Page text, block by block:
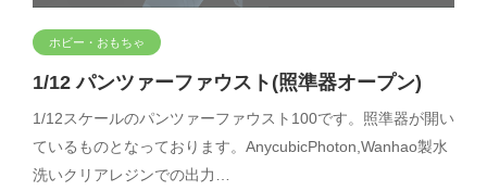
ホビー・おもちゃ
1/12 パンツァーファウスト(照準器オープン)
1/12スケールのパンツァーファウスト100です。照準器が開い
ているものとなっております。AnycubicPhoton,Wanhao製水
洗いクリアレジンでの出力…